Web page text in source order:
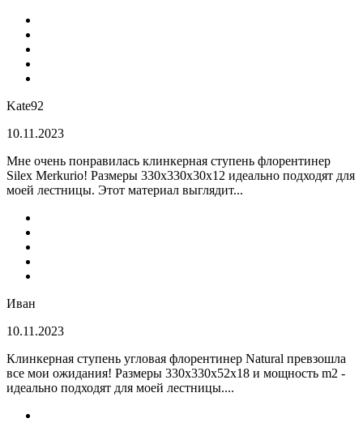
Kate92
10.11.2023
Мне очень понравилась клинкерная ступень флорентинер
Silex Merkurio! Размеры 330х330х30х12 идеально подходят для
моей лестницы. Этот материал выглядит...
Иван
10.11.2023
Клинкерная ступень угловая флорентинер Natural превзошла
все мои ожидания! Размеры 330х330х52х18 и мощность m2 -
идеально подходят для моей лестницы....